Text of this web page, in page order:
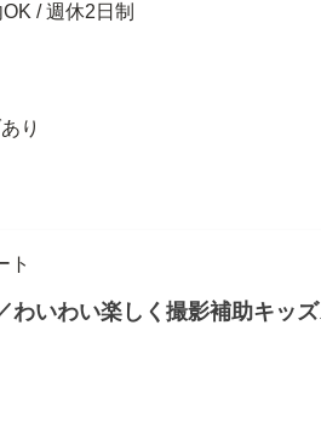
/ 週休2日制
り
ト
わいわい楽しく撮影補助キッ